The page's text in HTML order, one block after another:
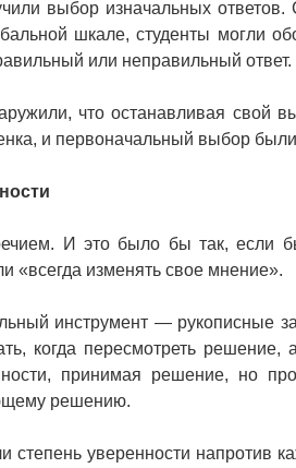
выбор изначальных ответов.
шкале, студенты могли
или неправильный ответ.
что останавливая
и первоначальный выбор
И это было бы так, если
«всегда изменять свое мнение».
инструмент — рукописные
когда пересмотреть решение,
принимая решение, но
решению.
степень уверенности напротив